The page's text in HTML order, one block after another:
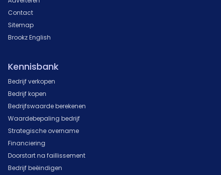
Contact
Sitemap
Brookz English
Kennisbank
Bedrijf verkopen
Bedrijf kopen
Bedrijfswaarde berekenen
Waardebepaling bedrijf
Strategische overname
Financiering
Doorstart na faillissement
Bedrijf beëindigen